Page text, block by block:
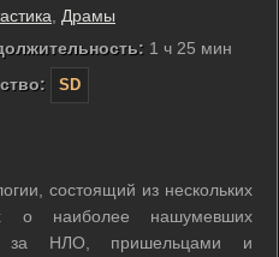
Драмы
1 ч 25 мин
SD
состоящий из нескольких
о наиболее нашумевших
за НЛО, пришельцами и